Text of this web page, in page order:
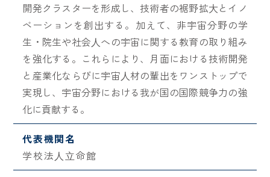
開発クラスターを形成し、技術者の裾野拡⼤とイノ
ベーションを創出する。加えて、非宇宙分野の学
生・院生や社会⼈への宇宙に関する教育の取り組み
を強化する。これらにより、月面における技術開発
と産業化ならびに宇宙⼈材の輩出をワンストップで
実現し、宇宙分野における我が国の国際競争力の強
化に貢献する。
代表機関名
学校法⼈⽴命館